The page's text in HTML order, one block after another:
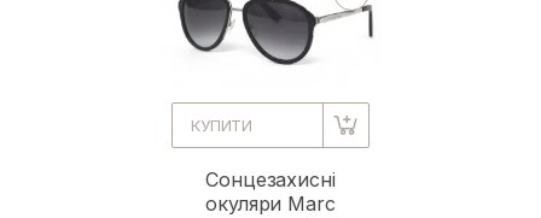
КУПИТИ
Сонцезахисні
окуляри Marc